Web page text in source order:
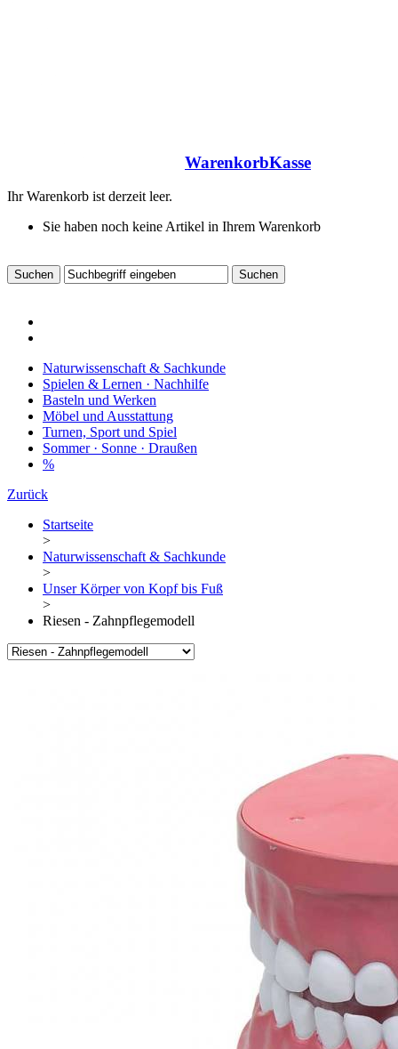
WarenkorbKasse
Ihr Warenkorb ist derzeit leer.
Sie haben noch keine Artikel in Ihrem Warenkorb
Naturwissenschaft & Sachkunde
Spielen & Lernen · Nachhilfe
Basteln und Werken
Möbel und Ausstattung
Turnen, Sport und Spiel
Sommer · Sonne · Draußen
%
Zurück
Startseite
>
Naturwissenschaft & Sachkunde
>
Unser Körper von Kopf bis Fuß
>
Riesen - Zahnpflegemodell